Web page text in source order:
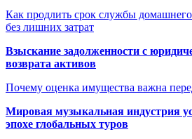
Как продлить срок службы
без лишних затрат
Взыскание задолженности с
возврата активов
Почему оценка имущества важна
Мировая музыкальная индустрия
эпохе глобальных туров